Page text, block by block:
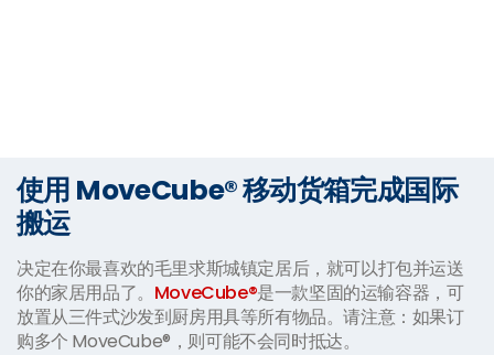
使用 MoveCube® 移动货箱完成国际
搬运
决定在你最喜欢的毛里求斯城镇定居后，就可以打包并运送
你的家居用品了。 MoveCube®是一款坚固的运输容器，可
放置从三件式沙发到厨房用具等所有物品。请注意：如果订
购多个 MoveCube®，则可能不会同时抵达。